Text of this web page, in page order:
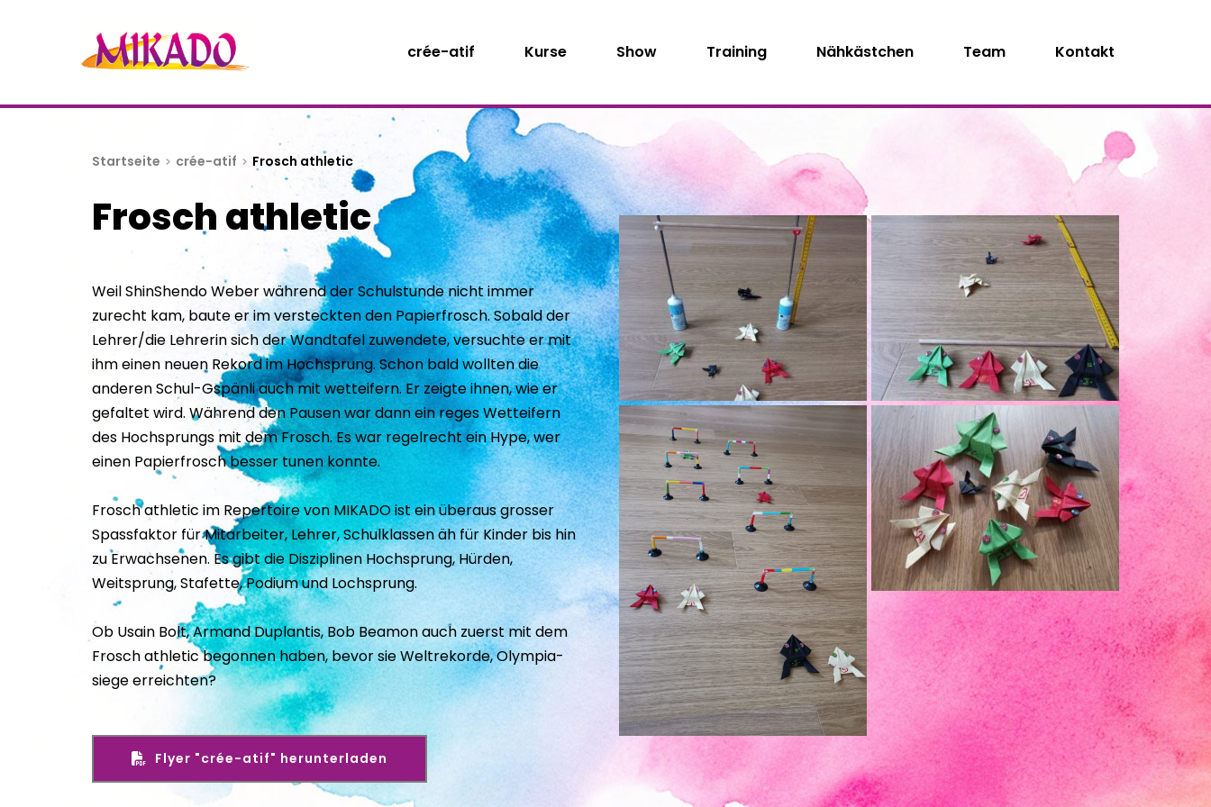
crée-atif Kurse Show Training Nähkästchen Team Kontakt
Startseite crée-atif Frosch athletic
Frosch athletic
Weil ShinShendo Weber während der Schulstunde nicht immer
zurecht kam, baute er im versteckten den Papierfrosch. Sobald der
Lehrer/die Lehrerin sich der Wandtafel zuwendete, versuchte er mit
ihm einen neuen Rekord im Hochsprung. Schon bald wollten die
anderen Schul-Gspänli auch mit wetteifern. Er zeigte ihnen, wie er
gefaltet wird. Während den Pausen war dann ein reges Wetteifern
des Hochsprungs mit dem Frosch. Es war regelrecht ein Hype, wer
einen Papierfrosch besser tunen konnte.
Frosch athletic im Repertoire von MIKADO ist ein überaus grosser
Spassfaktor für Mitarbeiter, Lehrer, Schulklassen äh für Kinder bis hin
zu Erwachsenen. Es gibt die Disziplinen Hochsprung, Hürden,
Weitsprung, Stafette, Podium und Lochsprung.
Ob Usain Bolt, Armand Duplantis, Bob Beamon auch zuerst mit dem
Frosch athletic begonnen haben, bevor sie Weltrekorde, Olympia-
siege erreichten?
Flyer "crée-atif" herunterladen